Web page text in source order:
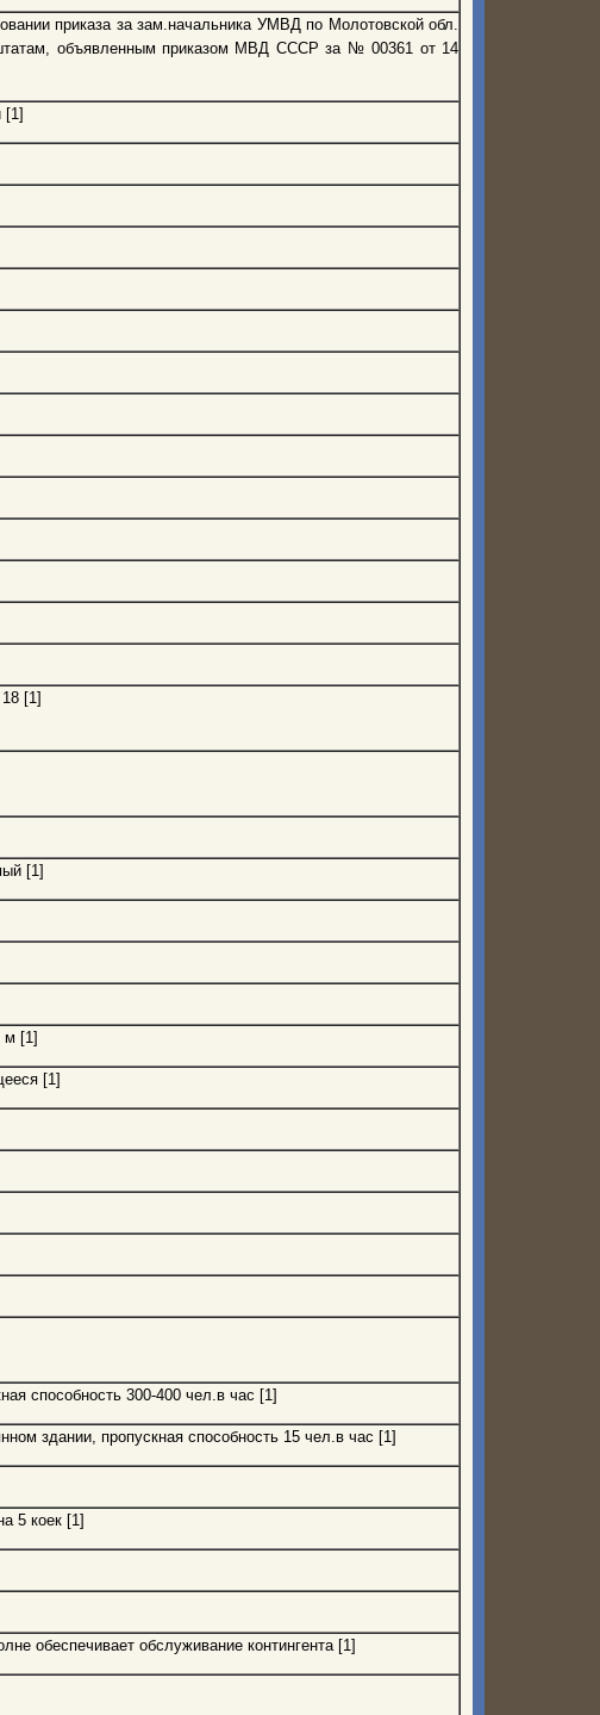
приказа за зам.начальника УМВД по Молотовской обл.
объявленным приказом МВД СССР за № 00361 от 14
[1]
[1]
[1]
м [1]
[1]
способность 300-400 чел.в час [1]
здании, пропускная способность 15 чел.в час [1]
5 коек [1]
обеспечивает обслуживание контингента [1]